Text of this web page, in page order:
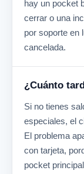
hay un pocket
cerrar o una
por soporte en
cancelada.
¿Cuánto
Si no tienes
especiales, el
El problema
con tarjeta,
pocket